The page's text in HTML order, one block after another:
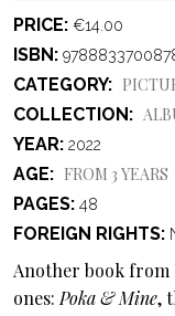
PRICE €14.00
ISBN
CATEGORY
COLLECTION
YEAR 2022
AGE
FROM 3 YEARS
PAGES 48
FOREIGN RIGHTS
Another book from
ones:Poka & Mine,